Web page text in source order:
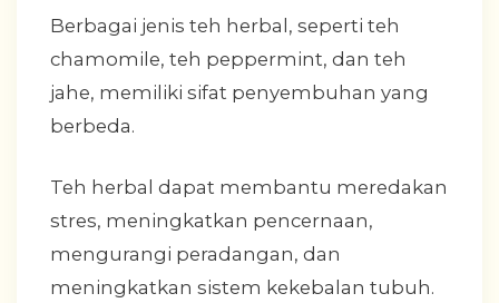
Berbagai jenis teh herbal, seperti teh
chamomile, teh peppermint, dan teh
jahe, memiliki sifat penyembuhan yang
berbeda.
Teh herbal dapat membantu meredakan
stres, meningkatkan pencernaan,
mengurangi peradangan, dan
meningkatkan sistem kekebalan tubuh.